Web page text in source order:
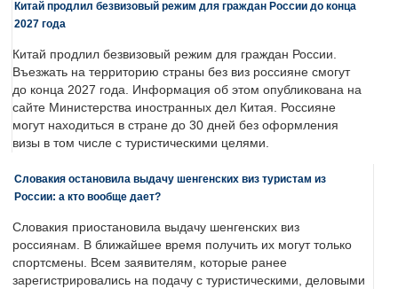
Китай продлил безвизовый режим для граждан России до конца
2027 года
Китай продлил безвизовый режим для граждан России.
Въезжать на территорию страны без виз россияне смогут
до конца 2027 года. Информация об этом опубликована на
сайте Министерства иностранных дел Китая. Россияне
могут находиться в стране до 30 дней без оформления
визы в том числе с туристическими целями.
Словакия остановила выдачу шенгенских виз туристам из
России: а кто вообще дает?
Словакия приостановила выдачу шенгенских виз
россиянам. В ближайшее время получить их могут только
спортсмены. Всем заявителям, которые ранее
зарегистрировались на подачу с туристическими, деловыми